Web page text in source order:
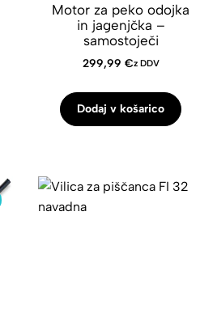
Motor za peko odojka
in jagenjčka –
samostoječi
299,99 €z DDV
Dodaj v košarico